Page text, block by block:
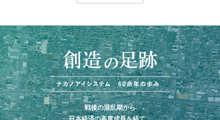
戦後の混乱期から